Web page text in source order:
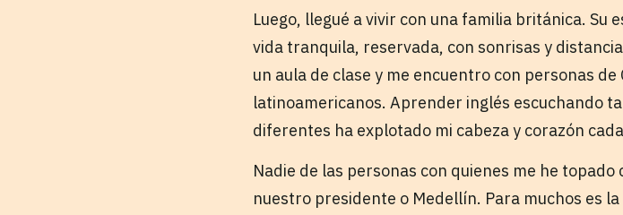
Luego, llegué a vivir con una familia británica. Su
vida tranquila, reservada, con sonrisas y
un aula de clase y me encuentro con personas
latinoamericanos. Aprender inglés escuchando
diferentes ha explotado mi cabeza y corazón
Nadie de las personas con quienes me he
nuestro presidente o Medellín. Para muchos es